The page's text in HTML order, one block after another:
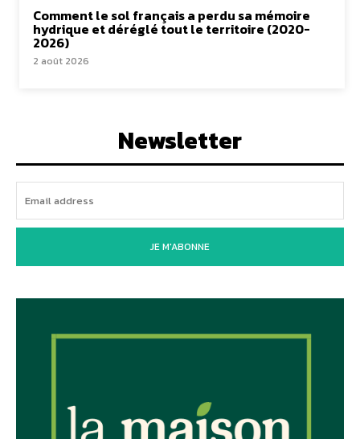
Comment le sol français a perdu sa mémoire
hydrique et déréglé tout le territoire (2020-
2026)
2 août 2026
Newsletter
JE M'ABONNE